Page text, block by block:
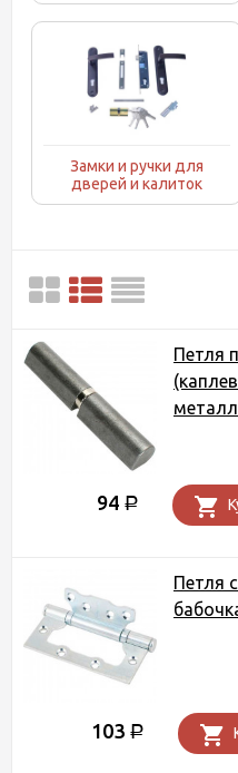
Замки и ручки для
дверей и калиток
Петля
94 Р
Петля
103 Р